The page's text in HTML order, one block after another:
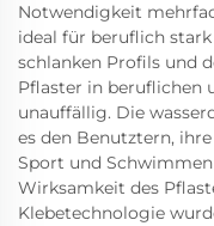
Notwendigkeit
ideal für beruflich
schlanken Profils und
Pflaster in beruflichen
unauffällig. Die
es den Benutztern,
Sport und
Wirksamkeit des
Klebetechnologie